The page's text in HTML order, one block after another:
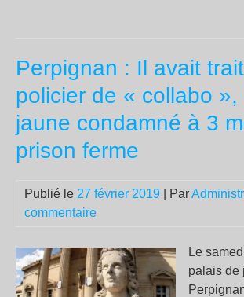
Perpignan : Il avait
policier de « collabo
jaune condamné à 3
prison ferme
Publié le 27 février 2019 | Par
commentaire
Le
palais de